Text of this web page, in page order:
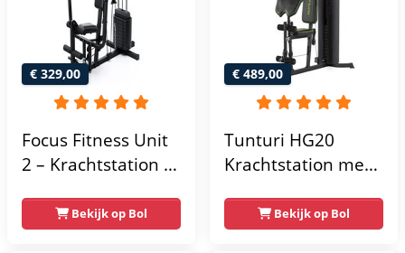
€ 329,00
Focus Fitness Unit
2 – Krachtstation –
– Lat Pulley
Bekijk op Bol
€ 489,00
Tunturi HG20
Krachtstation met
Compacte home
gym met lat pulley
Bekijk op Bol